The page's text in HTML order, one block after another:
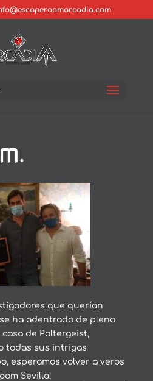
que querían
ha adentrado de pleno
de Poltergeist,
todas sus intrigas
esperamos volver a veros
Sevilla!